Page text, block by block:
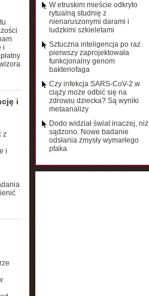
i
i
z
i
W etruskim mieście odkryto
rytualną studnię z
nienaruszonymi darami i
ludzkimi szkieletami
Sztuczna inteligencja po raz
pierwszy zaprojektowała
funkcjonalny genom
bakteriofaga
Czy infekcja SARS-CoV-2 w
ciąży może odbić się na
zdrowiu dziecka? Są wyniki
metaanalizy
Dodo widział świat inaczej, niż
sądzono. Nowe badanie
odsłania zmysły wymarłego
ptaka